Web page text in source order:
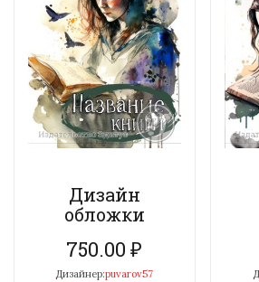
Дизайн
обложки
750.00₽
Дизайнер:puvarov57